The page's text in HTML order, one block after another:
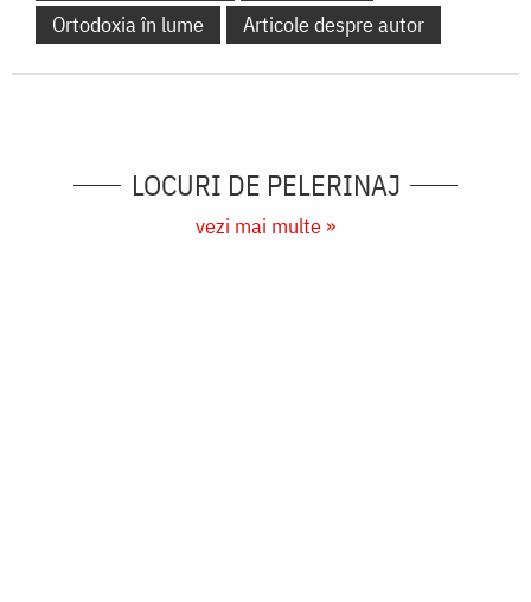
Ortodoxia în lume
Articole despre autor
LOCURI DE PELERINAJ
vezi mai multe »